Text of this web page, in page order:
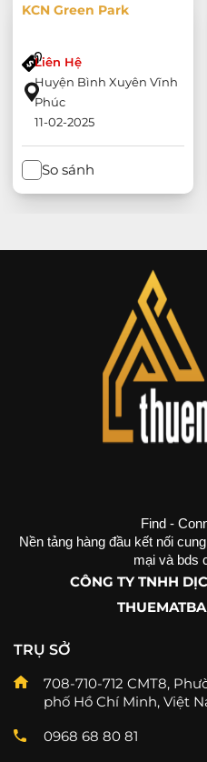
KCN Green Park
Liên Hệ
Huyện Bình Xuyên Vĩnh
Phúc
11-02-2025
So sánh
Find -
Nền tảng hàng đầu kết nối
mại và bds
CÔNG TY TNHH
TRỤ SỞ
708-710-712 CMT8,
phố Hồ Chí Minh, Việt
0968 68 80 81